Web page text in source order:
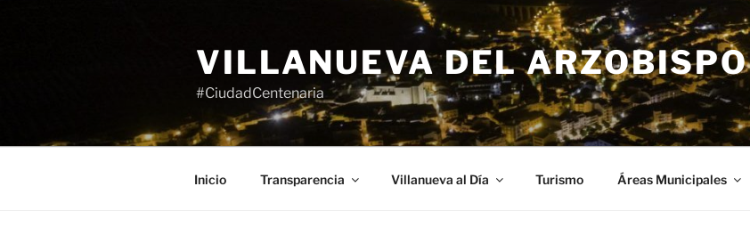
VILLANUEVA DEL ARZOBISPO
#CiudadCentenaria
Inicio Transparencia Villanueva al Día Turismo Áreas Municipales